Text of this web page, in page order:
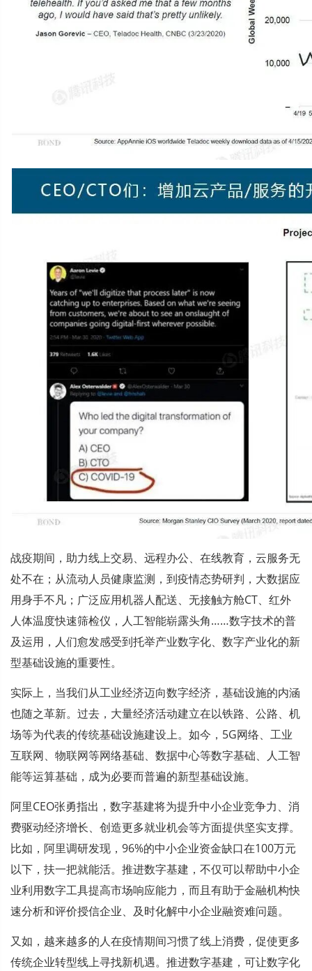
战疫期间，助力线上交易、远程办公、在线教育，云服务无
处不在；从流动人员健康监测，到疫情态势研判，大数据应
用身手不凡；广泛应用机器人配送、无接触方舱CT、红外
人体温度快速筛检仪，人工智能崭露头角……数字技术的普
及运用，人们愈发感受到托举产业数字化、数字产业化的新
型基础设施的重要性。
实际上，当我们从工业经济迈向数字经济，基础设施的内涵
也随之革新。过去，大量经济活动建立在以铁路、公路、机
场等为代表的传统基础设施建设上。如今，5G网络、工业
互联网、物联网等网络基础、数据中心等数字基础、人工智
能等运算基础，成为必要而普遍的新型基础设施。
阿里CEO张勇指出，数字基建将为提升中小企业竞争力、消
费驱动经济增长、创造更多就业机会等方面提供坚实支撑。
比如，阿里调研发现，96%的中小企业资金缺口在100万元
以下，扶一把就能活。推进数字基建，不仅可以帮助中小企
业利用数字工具提高市场响应能力，而且有助于金融机构快
速分析和评价授信企业、及时化解中小企业融资难问题。
又如，越来越多的人在疫情期间习惯了线上消费，促使更多
传统企业转型线上寻找新机遇。推进数字基建，可让数字化